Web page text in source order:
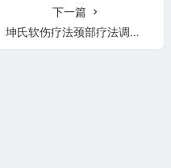
下一篇
坤氏软伤疗法颈部疗法调理全身疾病—高运娟